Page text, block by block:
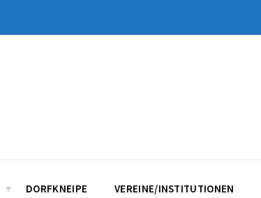
DORFKNEIPE VEREINE/INSTITUTIONEN